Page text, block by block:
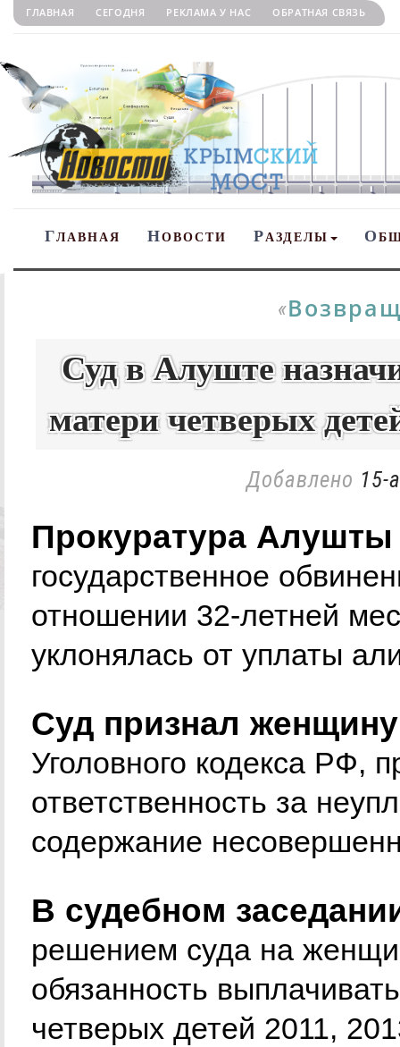
ГЛАВНАЯ СЕГОДНЯ РЕКЛАМА У НАС ОБРАТНАЯ СВЯЗЬ
ГЛАВНАЯ НОВОСТИ РАЗДЕЛЫ О
«
Суд в Алуште
матери четверых
Добавлено 15-
Прокуратура
государственное
отношении 32-летней
уклонялась от уплаты
Суд признал
Уголовного кодекса РФ,
ответственность за
содержание
В судебном
решением суда на
обязанность
четверых детей 2011,